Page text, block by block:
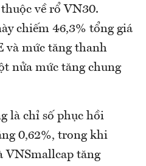
về rổ VN30.
chiếm 46,3% tổng giá
và mức tăng thanh
nửa mức tăng chung
là chỉ số phục hồi
0,62%, trong khi
VNSmallcap tăng